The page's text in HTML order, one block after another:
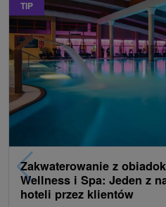
TIP
Zakwaterowanie z
Wellness i Spa: Jeden z
hoteli przez klientów